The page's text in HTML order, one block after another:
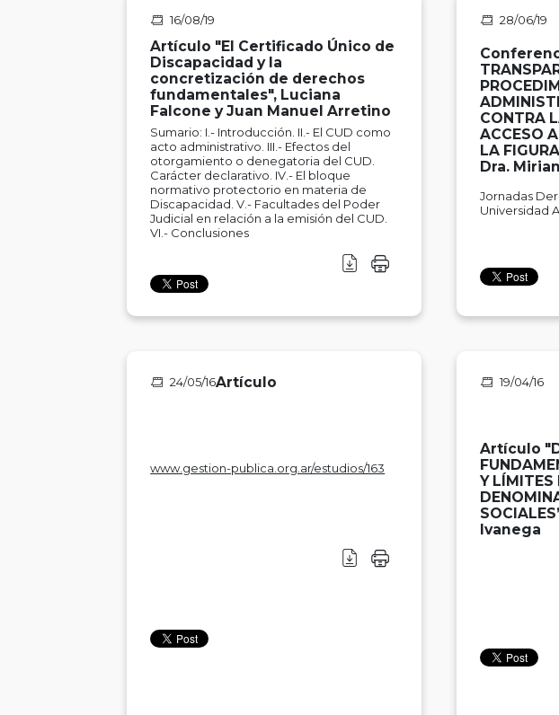
16/08/19
Artículo "El Certificado Único de
Discapacidad y la
concretización de derechos
fundamentales", Luciana
Falcone y Juan Manuel Arretino
Sumario: I.- Introducción. II.- El CUD como
acto administrativo. III.- Efectos del
otorgamiento o denegatoria del CUD.
Carácter declarativo. IV.- El bloque
normativo protectorio en materia de
Discapacidad. V.- Facultades del Poder
Judicial en relación a la emisión del CUD.
VI.- Conclusiones
28/06/19
CONTRA
ACCESO
LA
Dra.
Jornadas
Universidad
24/05/16Artículo
www.gestion-publica.org.ar/estudios/163
19/04/16
Artículo
Y LÍMITES
Ivanega